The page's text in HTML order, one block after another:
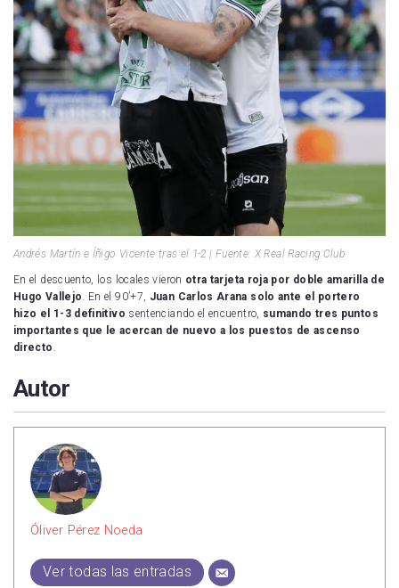
Andrés Martín e Íñigo Vicente tras el 1-2 | Fuente: X Real Racing Club
En el descuento, los locales vieron otra tarjeta roja por doble amarilla de
Hugo Vallejo. En el 90’+7, Juan Carlos Arana solo ante el portero
hizo el 1-3 definitivo sentenciando el encuentro, sumando tres puntos
importantes que le acercan de nuevo a los puestos de ascenso
directo .
Autor
Óliver Pérez Noeda
Ver todas las entradas